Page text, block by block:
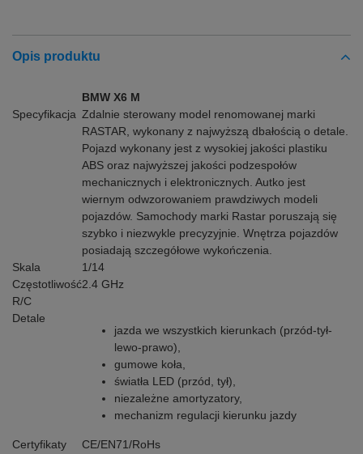
Opis produktu
BMW X6 M
Specyfikacja Zdalnie sterowany model renomowanej marki
RASTAR, wykonany z najwyższą dbałością o detale.
Pojazd wykonany jest z wysokiej jakości plastiku
ABS oraz najwyższej jakości podzespołów
mechanicznych i elektronicznych. Autko jest
wiernym odwzorowaniem prawdziwych modeli
pojazdów. Samochody marki Rastar poruszają się
szybko i niezwykle precyzyjnie. Wnętrza pojazdów
posiadają szczegółowe wykończenia.
Skala
1/14
Częstotliwość
R/C
2.4 GHz
Detale
jazda we wszystkich kierunkach (przód-tył-
lewo-prawo),
gumowe koła,
światła LED (przód, tył),
niezależne amortyzatory,
mechanizm regulacji kierunku jazdy
Certyfikaty
CE/EN71/RoHs